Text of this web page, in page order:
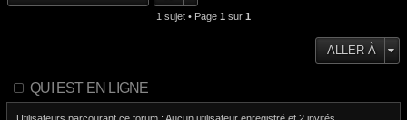
1 sujet • Page 1 sur 1
ALLER À
QUI EST EN LIGNE